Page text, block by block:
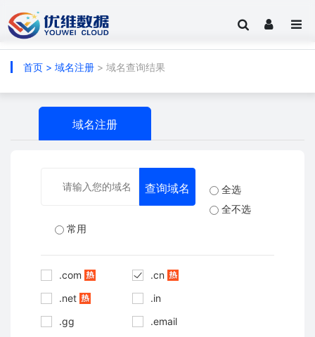
首页 > 域名注册 > 域名查询结果
域名注册
全选
全不选
常用
.com
.cn
.net
.in
.gg
.email